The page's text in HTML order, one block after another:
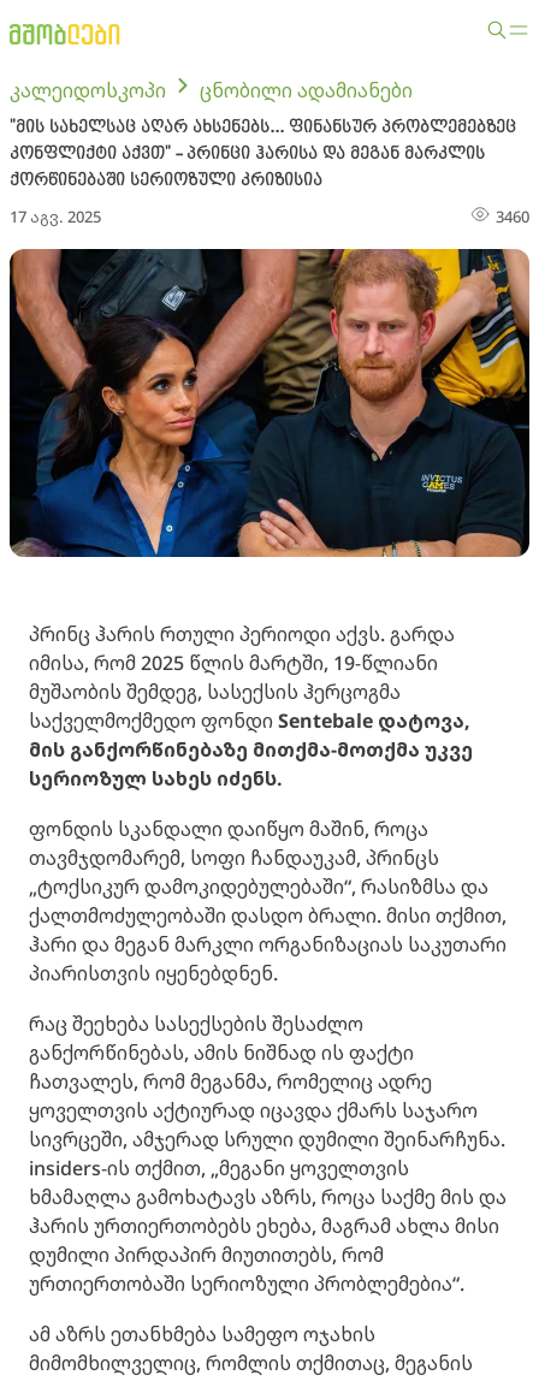
კალეიდოსკოპი ცნობილი ადამიანები
"მის სახელსაც აღარ ახსენებს... ფინანსურ პრობლემებზეც
კონფლიქტი აქვთ" - პრინცი ჰარისა და მეგან მარკლის
ქორწინებაში სერიოზული კრიზისია
17 აგვ. 2025 3460
პრინც ჰარის რთული პერიოდი აქვს. გარდა
იმისა, რომ 2025 წლის მარტში, 19-წლიანი
მუშაობის შემდეგ, სასექსის ჰერცოგმა
საქველმოქმედო ფონდი Sentebale დატოვა,
მის განქორწინებაზე მითქმა-მოთქმა უკვე
სერიოზულ სახეს იძენს.
ფონდის სკანდალი დაიწყო მაშინ, როცა
თავმჯდომარემ, სოფი ჩანდაუკამ, პრინცს
„ტოქსიკურ დამოკიდებულებაში“, რასიზმსა და
ქალთმოძულეობაში დასდო ბრალი. მისი თქმით,
ჰარი და მეგან მარკლი ორგანიზაციას საკუთარი
პიარისთვის იყენებდნენ.
რაც შეეხება სასექსების შესაძლო
განქორწინებას, ამის ნიშნად ის ფაქტი
ჩათვალეს, რომ მეგანმა, რომელიც ადრე
ყოველთვის აქტიურად იცავდა ქმარს საჯარო
სივრცეში, ამჯერად სრული დუმილი შეინარჩუნა.
insiders-ის თქმით, „მეგანი ყოველთვის
ხმამაღლა გამოხატავს აზრს, როცა საქმე მის და
ჰარის ურთიერთობებს ეხება, მაგრამ ახლა მისი
დუმილი პირდაპირ მიუთითებს, რომ
ურთიერთობაში სერიოზული პრობლემებია“.
ამ აზრს ეთანხმება სამეფო ოჯახის
მიმომხილველიც, რომლის თქმითაც, მეგანის